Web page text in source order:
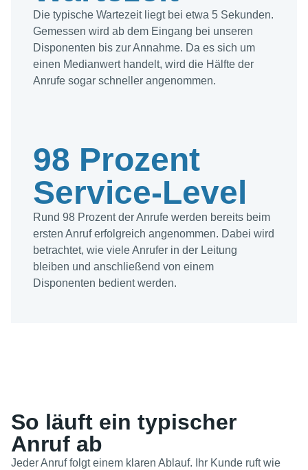
Die typische Wartezeit liegt bei etwa 5 Sekunden.
Gemessen wird ab dem Eingang bei unseren
Disponenten bis zur Annahme. Da es sich um
einen Medianwert handelt, wird die Hälfte der
Anrufe sogar schneller angenommen.
98 Prozent
Service-Level
Rund 98 Prozent der Anrufe werden bereits beim
ersten Anruf erfolgreich angenommen. Dabei wird
betrachtet, wie viele Anrufer in der Leitung
bleiben und anschließend von einem
Disponenten bedient werden.
So läuft ein typischer
Anruf ab
Jeder Anruf folgt einem klaren Ablauf. Ihr Kunde ruft wie